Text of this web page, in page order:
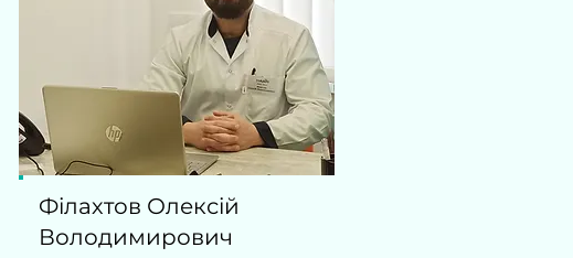
Філахтов Олексій
Володимирович